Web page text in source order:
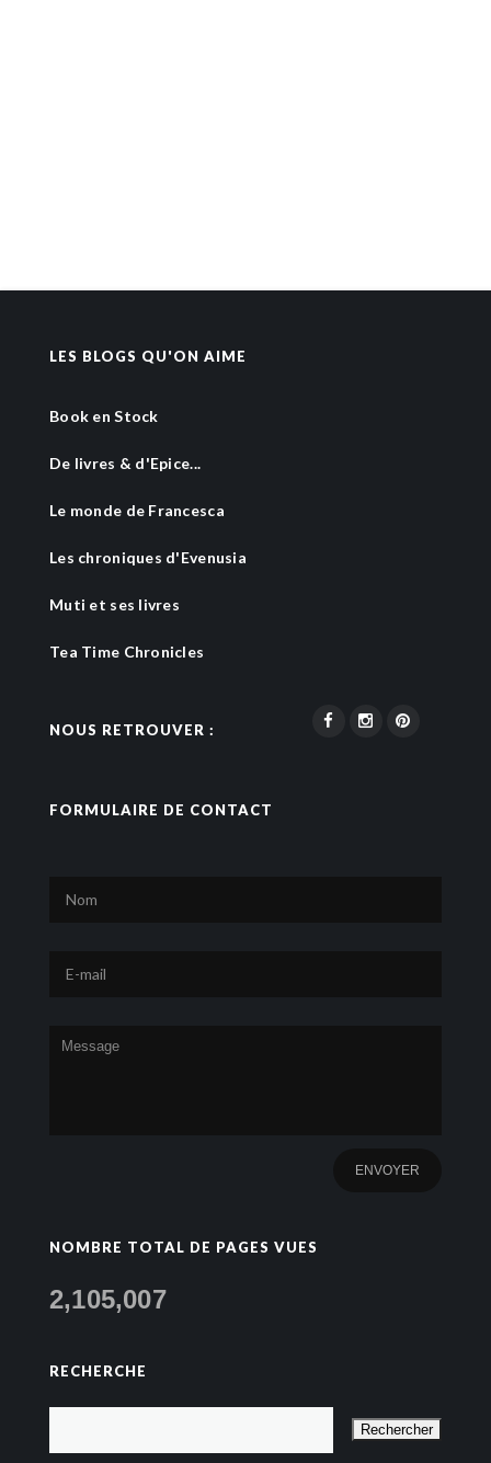
LES BLOGS QU'ON AIME
Book en Stock
De livres & d'Epice...
Le monde de Francesca
Les chroniques d'Evenusia
Muti et ses livres
Tea Time Chronicles
NOUS RETROUVER :
FORMULAIRE DE CONTACT
NOMBRE TOTAL DE PAGES VUES
2,105,007
RECHERCHE